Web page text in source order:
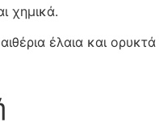
χημικά.
έλαια και